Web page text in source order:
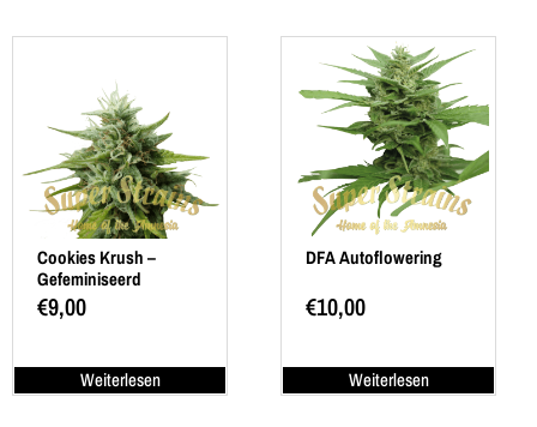
Cookies Krush –
Gefeminiseerd
€9,00
Weiterlesen
DFA Autoflowering
€10,00
Weiterlesen